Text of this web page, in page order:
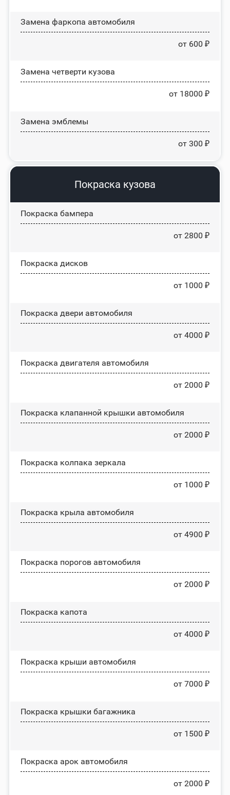
Замена фаркопа автомобиля
от 600 ₽
Замена четверти кузова
от 18000 ₽
Замена эмблемы
от 300 ₽
Покраска кузова
Покраска бампера
от 2800 ₽
Покраска дисков
от 1000 ₽
Покраска двери автомобиля
от 4000 ₽
Покраска двигателя автомобиля
от 2000 ₽
Покраска клапанной крышки автомобиля
от 2000 ₽
Покраска колпака зеркала
от 1000 ₽
Покраска крыла автомобиля
от 4900 ₽
Покраска порогов автомобиля
от 2000 ₽
Покраска капота
от 4000 ₽
Покраска крыши автомобиля
от 7000 ₽
Покраска крышки багажника
от 1500 ₽
Покраска арок автомобиля
от 2000 ₽